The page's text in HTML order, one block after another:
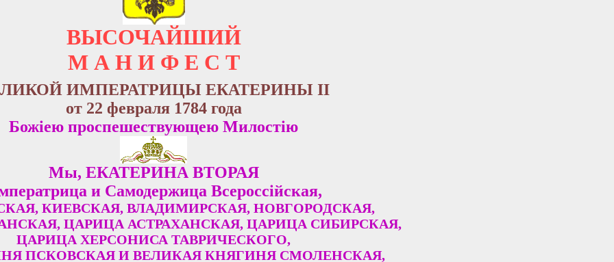
ВЫСОЧАЙШИЙ
М А Н И Ф Е С Т
ИМПЕРАТРИЦЫ ЕКАТЕРИНЫ II
от 22 февраля 1784 года
Божiею проспешествующею Милостiю
Мы, ЕКАТЕРИНА ВТОРАЯ
и Самодержица Всероссiйская,
КИЕВСКАЯ, ВЛАДИМИРСКАЯ, НОВГОРОДСКАЯ,
ЦАРИЦА АСТРАХАНСКАЯ, ЦАРИЦА СИБИРСКАЯ,
ЦАРИЦА ХЕРСОНИСА ТАВРИЧЕСКОГО,
ПСКОВСКАЯ И ВЕЛИКАЯ КНЯГИНЯ СМОЛЕНСКАЯ,